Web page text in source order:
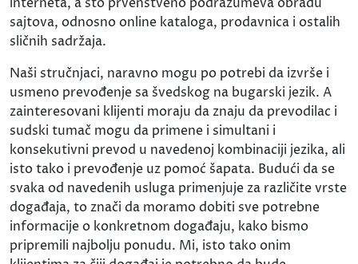
sajtova, odnosno online kataloga, prodavnica i ostalih
sličnih sadržaja.
Naši stručnjaci, naravno mogu po potrebi da izvrše i
usmeno prevođenje sa švedskog na bugarski jezik. A
zainteresovani klijenti moraju da znaju da prevodilac i
sudski tumač mogu da primene i simultani i
konsekutivni prevod u navedenoj kombinaciji jezika, ali
isto tako i prevođenje uz pomoć šapata. Budući da se
svaka od navedenih usluga primenjuje za različite vrste
događaja, to znači da moramo dobiti sve potrebne
informacije o konkretnom događaju, kako bismo
pripremili najbolju ponudu. Mi, isto tako onim